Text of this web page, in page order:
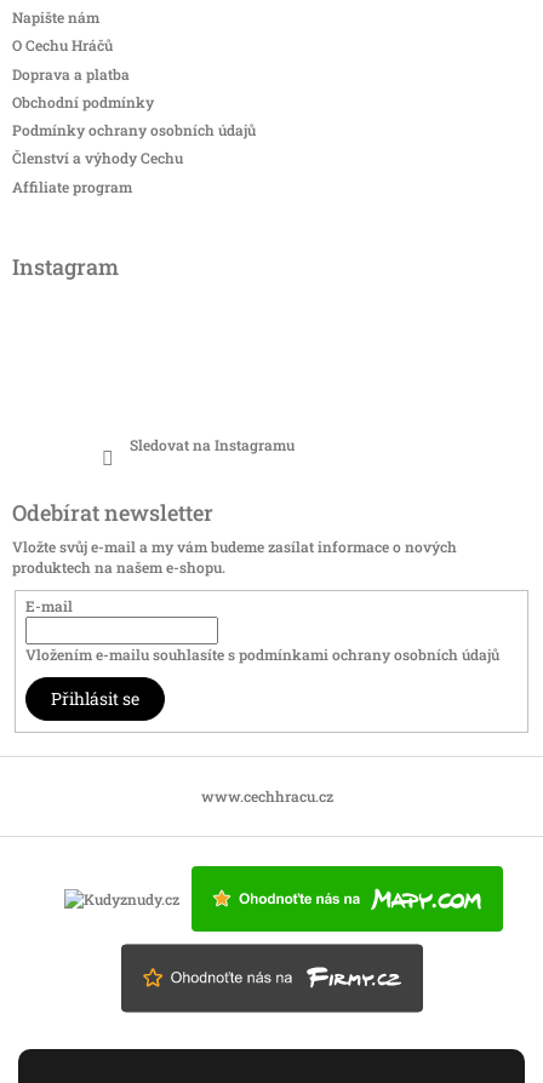
Napište nám
O Cechu Hráčů
Doprava a platba
Obchodní podmínky
Podmínky ochrany osobních údajů
Členství a výhody Cechu
Affiliate program
Instagram
Sledovat na Instagramu
Odebírat newsletter
Vložte svůj e-mail a my vám budeme zasílat informace o nových
produktech na našem e-shopu.
E-mail
Vložením e-mailu souhlasíte spodmínkami ochrany osobních údajů
Přihlásit se
www.cechhracu.cz